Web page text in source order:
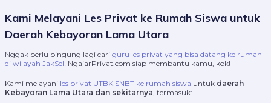
Kami Melayani Les Privat ke Rumah Siswa untuk
Daerah Kebayoran Lama Utara
Nggak perlu bingung lagi cari guru les privat yang bisa datang ke rumah
di wilayah JakSel! NgajarPrivat.com siap membantu kamu, kok!
Kami melayani les privat UTBK SNBT ke rumah siswa untuk daerah
Kebayoran Lama Utara dan sekitarnya, termasuk: